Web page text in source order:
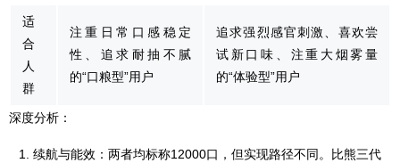
适
合
人
群
注重日常口感稳定
性、追求耐抽不腻
的“口粮型”用户
追求强烈感官刺激、喜欢尝
试新口味、注重大烟雾量
的“体验型”用户
深度分析：
续航与能效：两者均标称12000口，但实现路径不同。比熊三代